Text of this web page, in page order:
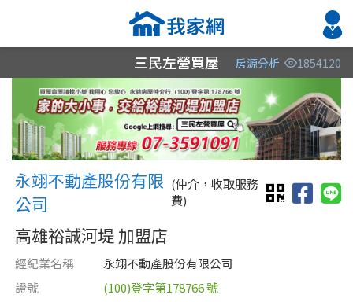
縣市
不限
高雄市
區域
不限
縣市
不限
嘉義縣
台南市
區域
不限
縣市
不限
高雄市
區域
不限
三民左營買屋 房源分析 1854120
永翊不動產股份有限公司 永翊
永翊不動產股份有限
公司
(仲介，收取服務
費)
高雄裕誠河堤 加盟店
經紀業名稱
永翊不動產股份有限公司
證號
(100)登字第178766 號